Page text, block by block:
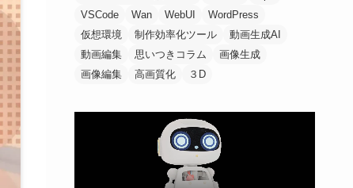
VSCode
Wan WebUI
WordPress
仮想環境
制作効率化ツール
動画生成AI
動画編集
思いつきコラム
画像生成
画像編集
高画質化 ３D